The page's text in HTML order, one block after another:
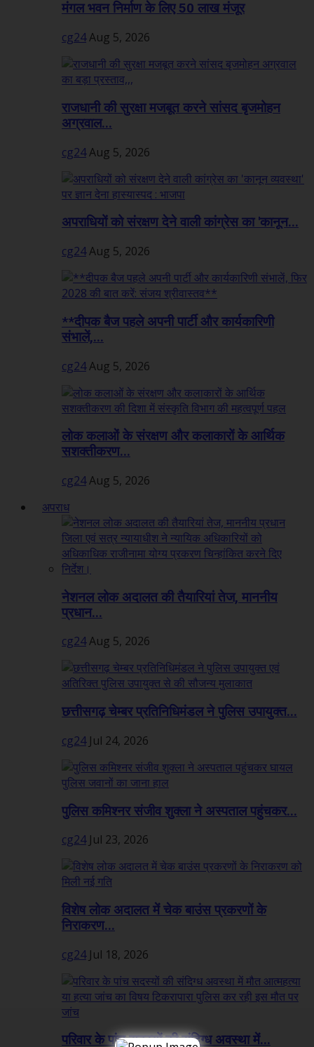
मंगल भवन निर्माण के लिए 50 लाख मंजूर
cg24Aug 5, 2026
राजधानी की सुरक्षा मजबूत करने सांसद बृजमोहन
अग्रवाल...
cg24Aug 5, 2026
अपराधियों को संरक्षण देने वाली कांग्रेस का 'कानून...
cg24Aug 5, 2026
**दीपक बैज पहले अपनी पार्टी और कार्यकारिणी
संभालें,...
cg24Aug 5, 2026
लोक कलाओं के संरक्षण और कलाकारों के आर्थिक
सशक्तीकरण...
cg24Aug 5, 2026
अपराध
नेशनल लोक अदालत की तैयारियां तेज, माननीय
प्रधान...
cg24Aug 5, 2026
छत्तीसगढ़ चेम्बर प्रतिनिधिमंडल ने पुलिस उपायुक्त...
cg24 Jul 24, 2026
पुलिस कमिश्नर संजीव शुक्ला ने अस्पताल पहुंचकर...
cg24 Jul 23, 2026
विशेष लोक अदालत में चेक बाउंस प्रकरणों के
निराकरण...
cg24 Jul 18, 2026
परिवार के पांच सदस्यों की संदिग्ध अवस्था में...